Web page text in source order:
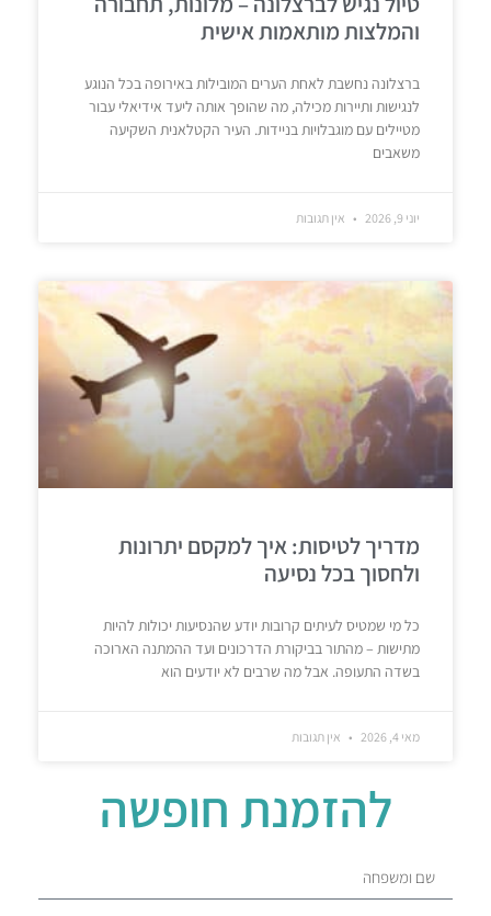
והמלצות מותאמות אישית
ברצלונה נחשבת לאחת הערים המובילות באירופה בכל הנוגע
לנגישות ותיירות מכילה, מה שהופך אותה ליעד אידיאלי עבור
מטיילים עם מוגבלויות בניידות. העיר הקטלאנית השקיעה
משאבים
יוני 9, 2026 אין תגובות
מדריך לטיסות: איך למקסם יתרונות
ולחסוך בכל נסיעה
כל מי שמטיס לעיתים קרובות יודע שהנסיעות יכולות להיות
מתישות – מהתור בביקורת הדרכונים ועד ההמתנה הארוכה
בשדה התעופה. אבל מה שרבים לא יודעים הוא
מאי 4, 2026 אין תגובות
להזמנת חופשה